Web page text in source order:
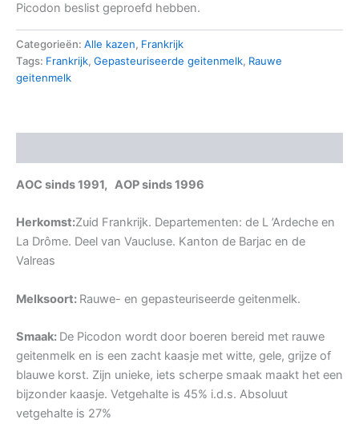
Picodon beslist geproefd hebben.
Categorieën: Alle kazen, Frankrijk
Tags: Frankrijk, Gepasteuriseerde geitenmelk, Rauwe
geitenmelk
AOC sinds 1991, AOP sinds 1996
Herkomst:Zuid Frankrijk. Departementen: de L ’Ardeche en
La Drôme. Deel van Vaucluse. Kanton de Barjac en de
Valreas
Melksoort: Rauwe- en gepasteuriseerde geitenmelk.
Smaak: De Picodon wordt door boeren bereid met rauwe
geitenmelk en is een zacht kaasje met witte, gele, grijze of
blauwe korst. Zijn unieke, iets scherpe smaak maakt het een
bijzonder kaasje. Vetgehalte is 45% i.d.s. Absoluut
vetgehalte is 27%